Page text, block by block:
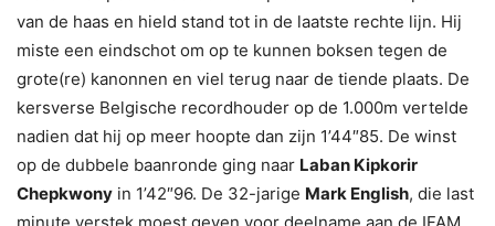
van de haas en hield stand tot in de laatste rechte lijn. Hij
miste een eindschot om op te kunnen boksen tegen de
grote(re) kanonnen en viel terug naar de tiende plaats. De
kersverse Belgische recordhouder op de 1.000m vertelde
nadien dat hij op meer hoopte dan zijn 1’44″85. De winst
op de dubbele baanronde ging naar Laban Kipkorir
Chepkwony in 1’42″96. De 32-jarige Mark English, die last